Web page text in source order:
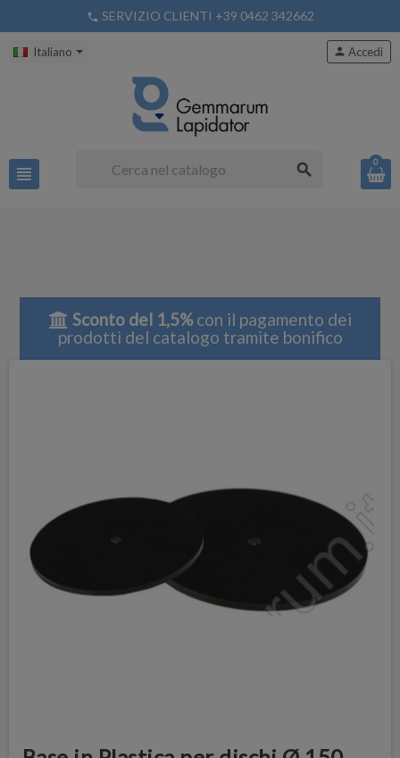
phone SERVIZIO CLIENTI +39 0462 342662
Italiano
view_headline search
person Accedi
0
Sconto del 1,5%con il pagamento dei
prodotti del catalogo tramite bonifico